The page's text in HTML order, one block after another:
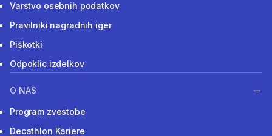
Varstvo osebnih podatkov
Pravilniki nagradnih iger
Piškotki
Odpoklic izdelkov
O NAS
Program zvestobe
Decathlon Kariere